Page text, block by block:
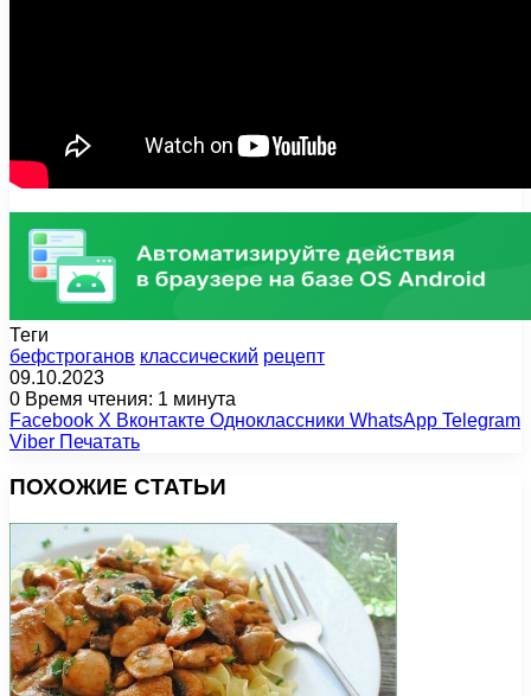
Теги
бефстроганов классический рецепт
09.10.2023
0 Время чтения: 1 минута
Facebook X Вконтакте Одноклассники WhatsApp Telegram
Viber Печатать
ПОХОЖИЕ СТАТЬИ